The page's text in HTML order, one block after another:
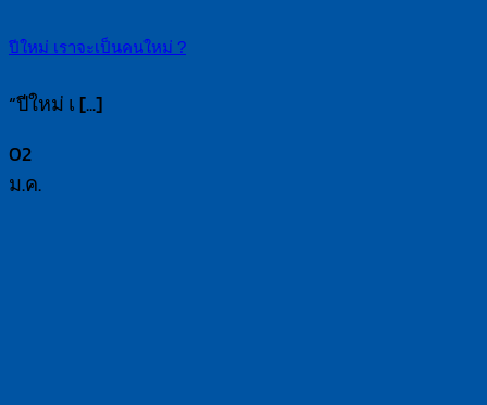
ปีใหม่ เราจะเป็นคนใหม่ ?
“ปีใหม่ เ [...]
02
ม.ค.